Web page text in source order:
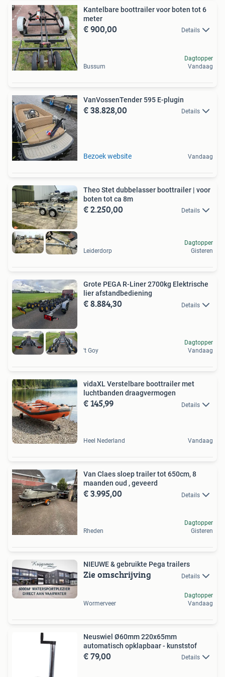
Kantelbare boottrailer voor boten tot 6
meter
€ 900,00 Details
Bussum
Dagtopper
Vandaag
VanVossenTender 595 E-plugin
€ 38.828,00 Details
Bezoek website Vandaag
Theo Stet dubbelasser boottrailer | voor
boten tot ca 8m
€ 2.250,00 Details
Leiderdorp
Dagtopper
Gisteren
Grote PEGA R-Liner 2700kg Elektrische
lier afstandbediening
€ 8.884,30 Details
't Goy
Dagtopper
Vandaag
vidaXL Verstelbare boottrailer met
luchtbanden draagvermogen
€ 145,99 Details
Heel Nederland Vandaag
Van Claes sloep trailer tot 650cm, 8
maanden oud , geveerd
€ 3.995,00 Details
Rheden
Dagtopper
Gisteren
NIEUWE & gebruikte Pega trailers
Zie omschrijving Details
Wormerveer
Dagtopper
Vandaag
Neuswiel Ø60mm 220x65mm
automatisch opklapbaar - kunststof
€ 79,00 Details